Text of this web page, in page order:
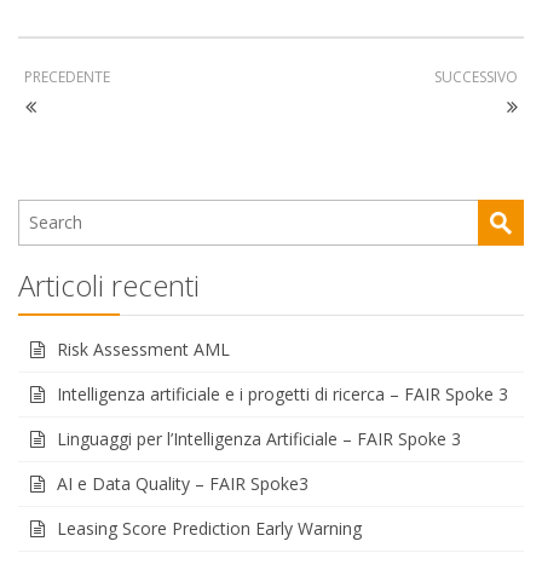
PRECEDENTE SUCCESSIVO
Articoli recenti
Risk Assessment AML
Intelligenza artificiale e i progetti di ricerca – FAIR Spoke 3
Linguaggi per l’Intelligenza Artificiale – FAIR Spoke 3
AI e Data Quality – FAIR Spoke3
Leasing Score Prediction Early Warning